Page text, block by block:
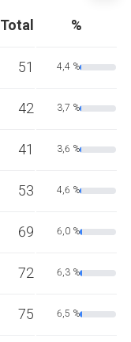
Total %
51 4,4 %
42 3,7 %
41 3,6 %
53 4,6 %
69 6,0 %
72 6,3 %
75 6,5 %